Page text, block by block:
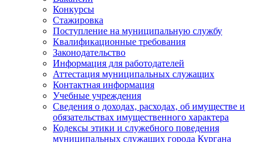
Конкурсы
Стажировка
Поступление на муниципальную службу
Квалификационные требования
Законодательство
Информация для работодателей
Аттестация муниципальных служащих
Контактная информация
Учебные учреждения
Сведения о доходах, расходах, об имуществе и
обязательствах имущественного характера
Кодексы этики и служебного поведения
муниципальных служащих города Кургана